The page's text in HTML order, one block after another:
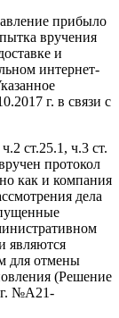
прибыло
вручения
и
интернет-
г. в связи с
ст.25.1, ч.3 ст.
протокол
как и компания
дела
являются
для отмены
(Решение
г. №А21-